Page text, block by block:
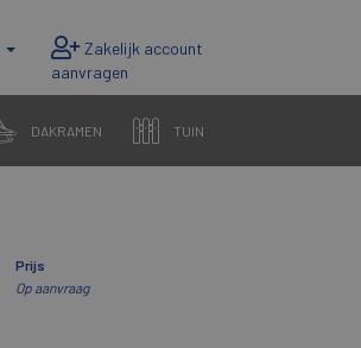
DAKRAMEN TUIN
Prijs
Op aanvraag